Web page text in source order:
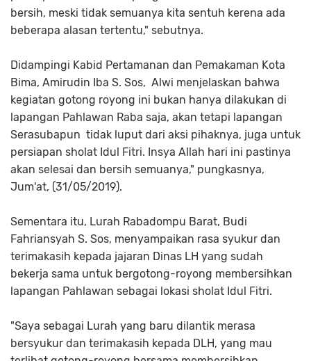
bersih, meski tidak semuanya kita sentuh kerena ada
beberapa alasan tertentu," sebutnya.
Didampingi Kabid Pertamanan dan Pemakaman Kota
Bima, Amirudin Iba S. Sos, Alwi menjelaskan bahwa
kegiatan gotong royong ini bukan hanya dilakukan di
lapangan Pahlawan Raba saja, akan tetapi lapangan
Serasubapun tidak luput dari aksi pihaknya, juga untuk
persiapan sholat Idul Fitri. Insya Allah hari ini pastinya
akan selesai dan bersih semuanya," pungkasnya,
Jum'at, (31/05/2019).
Sementara itu, Lurah Rabadompu Barat, Budi
Fahriansyah S. Sos, menyampaikan rasa syukur dan
terimakasih kepada jajaran Dinas LH yang sudah
bekerja sama untuk bergotong-royong membersihkan
lapangan Pahlawan sebagai lokasi sholat Idul Fitri.
"Saya sebagai Lurah yang baru dilantik merasa
bersyukur dan terimakasih kepada DLH, yang mau